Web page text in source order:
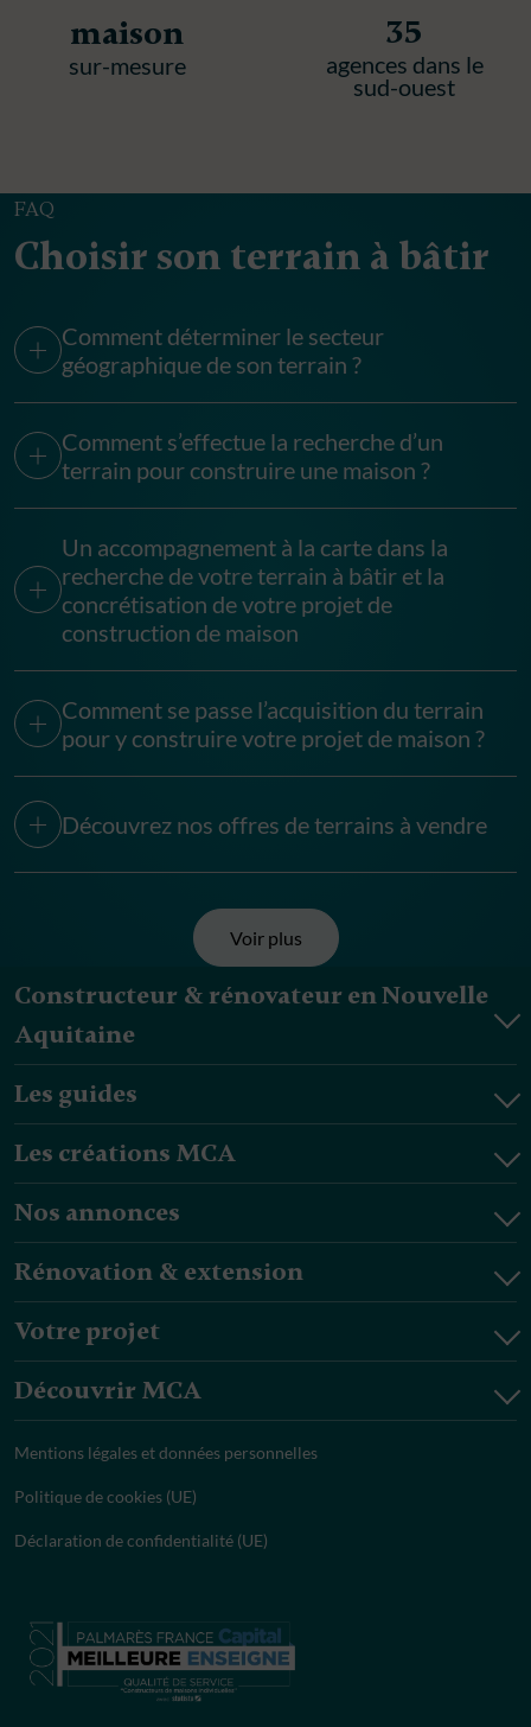
maison
sur-mesure
35
agences dans le
sud-ouest
FAQ
Choisir son terrain à bâtir
Comment déterminer le secteur
géographique de son terrain ?
Comment s’effectue la recherche d’un
terrain pour construire une maison ?
Un accompagnement à la carte dans la
recherche de votre terrain à bâtir et la
concrétisation de votre projet de
construction de maison
Comment se passe l’acquisition du terrain
pour y construire votre projet de maison ?
Découvrez nos offres de terrains à vendre
Voir plus
Constructeur & rénovateur en Nouvelle
Aquitaine
Les guides
Les créations MCA
Nos annonces
Rénovation & extension
Votre projet
Découvrir MCA
Mentions légales et données personnelles
Politique de cookies (UE)
Déclaration de confidentialité (UE)